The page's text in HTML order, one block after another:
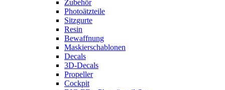
Zubehör
Photoätzteile
Sitzgurte
Resin
Bewaffnung
Maskierschablonen
Decals
3D-Decals
Propeller
Cockpit